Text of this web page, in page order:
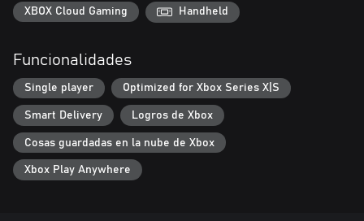
XBOX Cloud Gaming Handheld
Funcionalidades
Single player Optimized for Xbox Series X|S
Smart Delivery Logros de Xbox
Cosas guardadas en la nube de Xbox
Xbox Play Anywhere